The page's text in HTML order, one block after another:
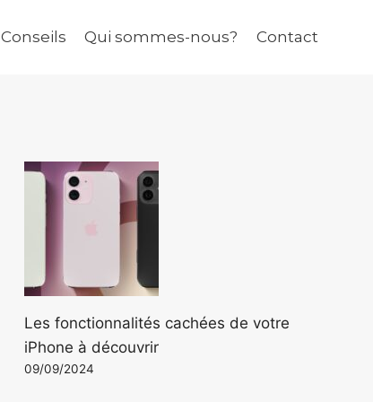
Conseils Qui sommes-nous? Contact
Les fonctionnalités cachées de votre
iPhone à découvrir
09/09/2024